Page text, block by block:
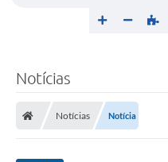
Notícias
Notícias Notícia